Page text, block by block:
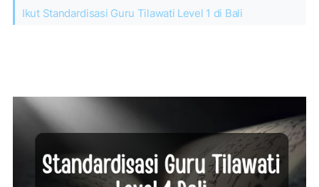
Ikut Standardisasi Guru Tilawati Level 1 di Bali